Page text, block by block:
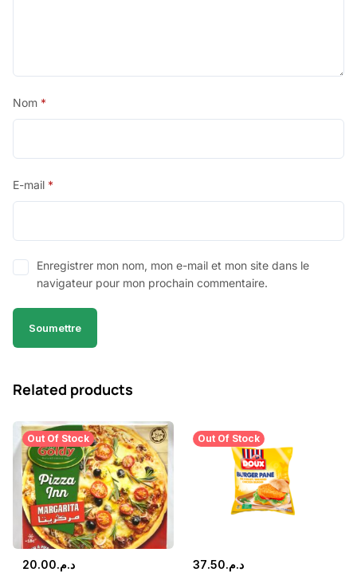
Nom *
E-mail *
Enregistrer mon nom, mon e-mail et mon site dans le
navigateur pour mon prochain commentaire.
Related products
Out Of Stock
د.م.20.00
Out Of Stock
د.م.37.50